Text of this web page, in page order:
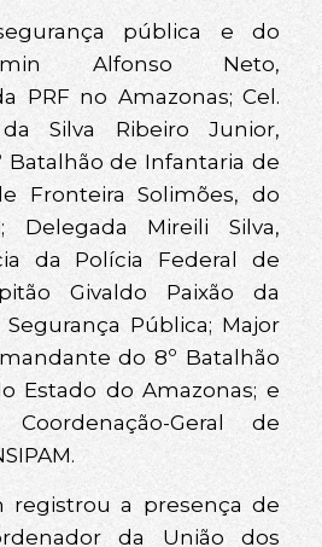
pública e do
Alfonso Neto,
PRF no Amazonas; Cel.
Silva Ribeiro Junior,
de Infantaria de
Fronteira Solimões, do
Delegada Mireili Silva,
da Polícia Federal de
Givaldo Paixão da
Pública; Major
do 8º Batalhão
Estado do Amazonas; e
Geral de
registrou a presença de
da União dos